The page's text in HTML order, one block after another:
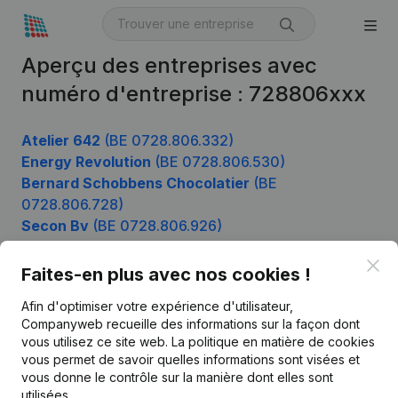
Aperçu des entreprises avec
numéro d'entreprise : 728806xxx
Atelier 642 (BE 0728.806.332)
Energy Revolution (BE 0728.806.530)
Bernard Schobbens Chocolatier (BE
0728.806.728)
Secon Bv (BE 0728.806.926)
Faites-en plus avec nos cookies !
Afin d'optimiser votre expérience d'utilisateur,
Companyweb recueille des informations sur la façon dont
vous utilisez ce site web. La politique en matière de cookies
vous permet de savoir quelles informations sont visées et
vous donne le contrôle sur la manière dont elles sont
utilisées.
Français
Informations d’entreprise
Monitoring